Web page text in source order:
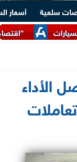
سلعية
أسعار
”اقتصادية قناة السويس” تجذب 117
الأداء